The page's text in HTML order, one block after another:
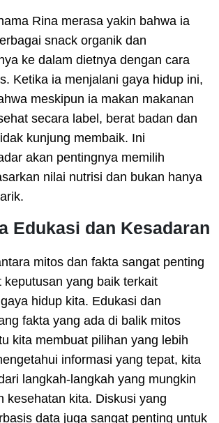
Rina merasa yakin bahwa ia
snack organik dan
ke dalam dietnya dengan cara
Ketika ia menjalani gaya hidup ini,
meskipun ia makan makanan
secara label, berat badan dan
kunjung membaik. Ini
akan pentingnya memilih
nilai nutrisi dan bukan hanya
Edukasi dan Kesadaran
mitos dan fakta sangat penting
keputusan yang baik terkait
hidup kita. Edukasi dan
fakta yang ada di balik mitos
kita membuat pilihan yang lebih
informasi yang tepat, kita
langkah-langkah yang mungkin
kesehatan kita. Diskusi yang
data juga sangat penting untuk